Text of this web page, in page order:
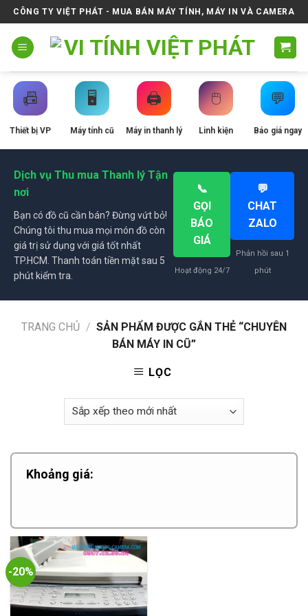
Skip
to
content
CÔNG TY VIỆT PHÁT - MUA BÁN MÁY TÍNH, MÁY IN VÀ CAMERA
📠
Thiết bị VP
🖥️
Máy tính cũ
🖨️
Máy in thanh lý
🖱️
Linh kiện
💬
Báo giá ngay
Dịch vụ Thu mua Thanh lý Tận
nơi
Bạn có đồ cũ cần bán? Đừng vứt bỏ!
Chúng tôi thu mua mọi món đồ còn
giá trị sử dụng với giá tốt nhất
TP.HCM. Thanh toán tiền mặt sau 5
phút kiểm tra.
📞
GỌI
BÁO
GIÁ
Hoạt động 24/7
💬
CHAT
ZALO
Phản hồi sau 1
phút
TRANG CHỦ / SẢN PHẨM ĐƯỢC GẮN THẺ “CHUYÊN
BÁN MÁY IN CŨ”
LỌC
Khoảng giá:
-20%